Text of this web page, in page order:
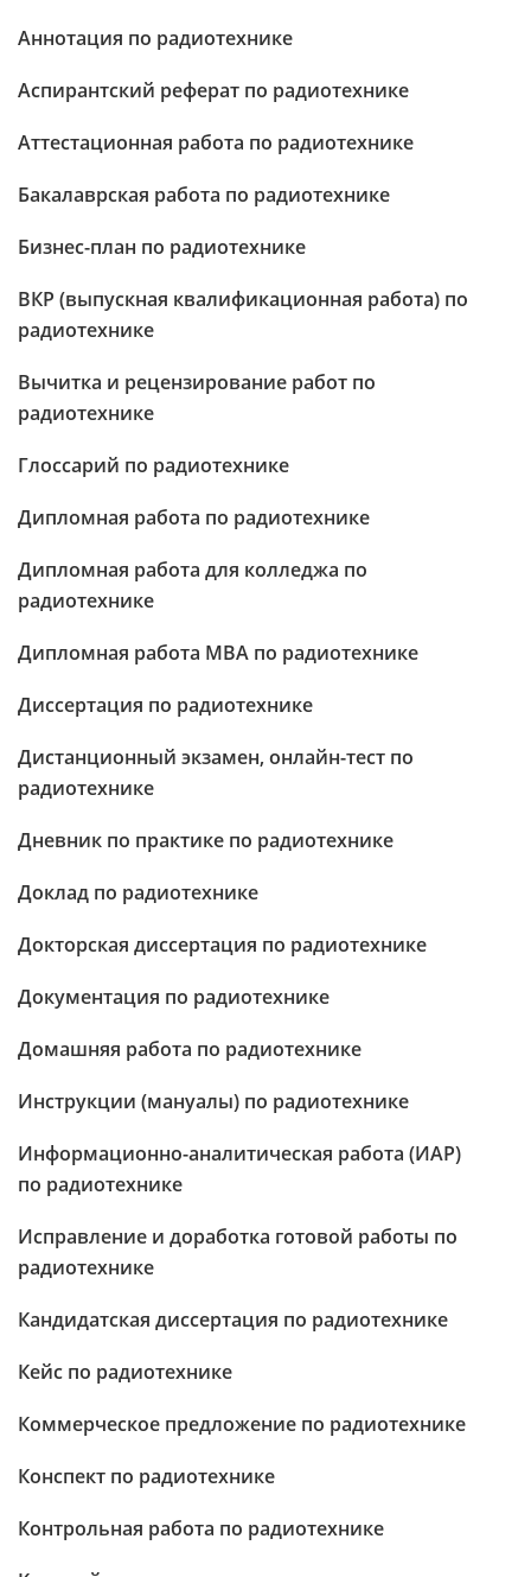
Аннотация по радиотехнике
Аспирантский реферат по радиотехнике
Аттестационная работа по радиотехнике
Бакалаврская работа по радиотехнике
Бизнес-план по радиотехнике
ВКР (выпускная квалификационная работа) по
радиотехнике
Вычитка и рецензирование работ по
радиотехнике
Глоссарий по радиотехнике
Дипломная работа по радиотехнике
Дипломная работа для колледжа по
радиотехнике
Дипломная работа МВА по радиотехнике
Диссертация по радиотехнике
Дистанционный экзамен, онлайн-тест по
радиотехнике
Дневник по практике по радиотехнике
Доклад по радиотехнике
Докторская диссертация по радиотехнике
Документация по радиотехнике
Домашняя работа по радиотехнике
Инструкции (мануалы) по радиотехнике
Информационно-аналитическая работа (ИАР)
по радиотехнике
Исправление и доработка готовой работы по
радиотехнике
Кандидатская диссертация по радиотехнике
Кейс по радиотехнике
Коммерческое предложение по радиотехнике
Конспект по радиотехнике
Контрольная работа по радиотехнике